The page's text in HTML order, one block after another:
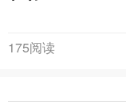
175阅读